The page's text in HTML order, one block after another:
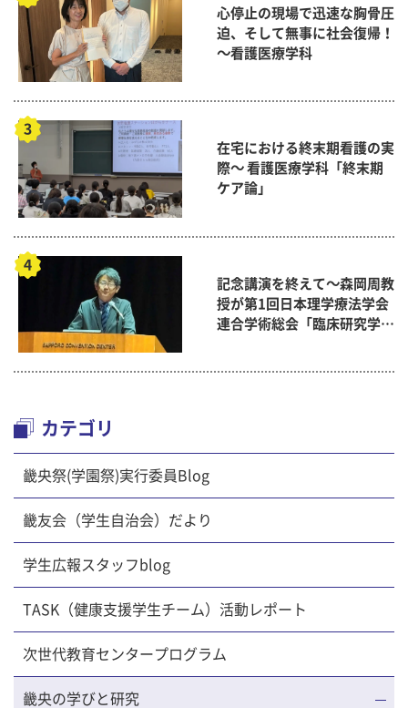
心停止の現場で迅速な胸骨圧
迫、そして無事に社会復帰！
～看護医療学科
在宅における終末期看護の実
際～ 看護医療学科「終末期
ケア論」
記念講演を終えて～森岡周教
授が第1回日本理学療法学会
連合学術総会「臨床研究学術
カテゴリ
畿央祭(学園祭)実行委員Blog
畿友会（学生自治会）だより
学生広報スタッフblog
TASK（健康支援学生チーム）活動レポート
次世代教育センタープログラム
畿央の学びと研究